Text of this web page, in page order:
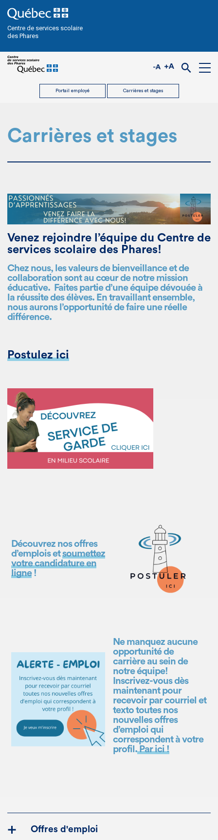
Centre de services scolaire
des Phares
Portail employé Carrières et stages
Carrières et stages
Venez rejoindre l’équipe du Centre de
services scolaire des Phares!
Chez nous, les valeurs de bienveillance et de
collaboration sont au cœur de notre mission
éducative. Faites partie d’une équipe dévouée à
la réussite des élèves. En travaillant ensemble,
nous aurons l’opportunité de faire une réelle
différence.
Postulez ici
Découvrez nos offres
d’emplois etsoumettez
votre candidature en
ligne!
Ne manquez aucune
opportunité de
carrière au sein de
notre équipe!
Inscrivez-vous dès
maintenant pour
recevoir par courriel et
texto toutesnos
nouvelles offres
d’emploi qui
correspondent à votre
profil.Par ici !
Offres d'emploi